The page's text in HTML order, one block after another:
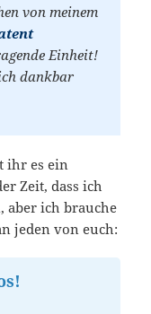
von meinem
Einheit!
dankbar
ihr es ein
Zeit, dass ich
aber ich brauche
jeden von euch: